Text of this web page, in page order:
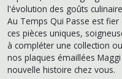
l'évolution des goûts
Au Temps Qui Passe est
ces pièces uniques,
à compléter une collection
nos plaques émaillées
nouvelle histoire chez vous.